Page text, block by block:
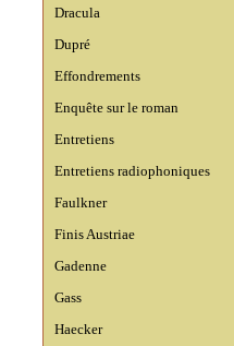
Dracula
Dupré
Effondrements
Enquête sur le roman
Entretiens
Entretiens radiophoniques
Faulkner
Finis Austriae
Gadenne
Gass
Haecker